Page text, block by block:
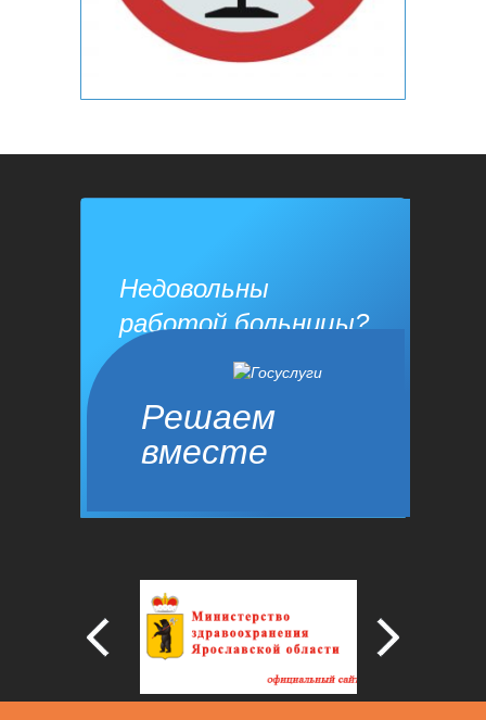
Решаем
вместе
Недовольны
работой больницы?
Сообщить о проблеме